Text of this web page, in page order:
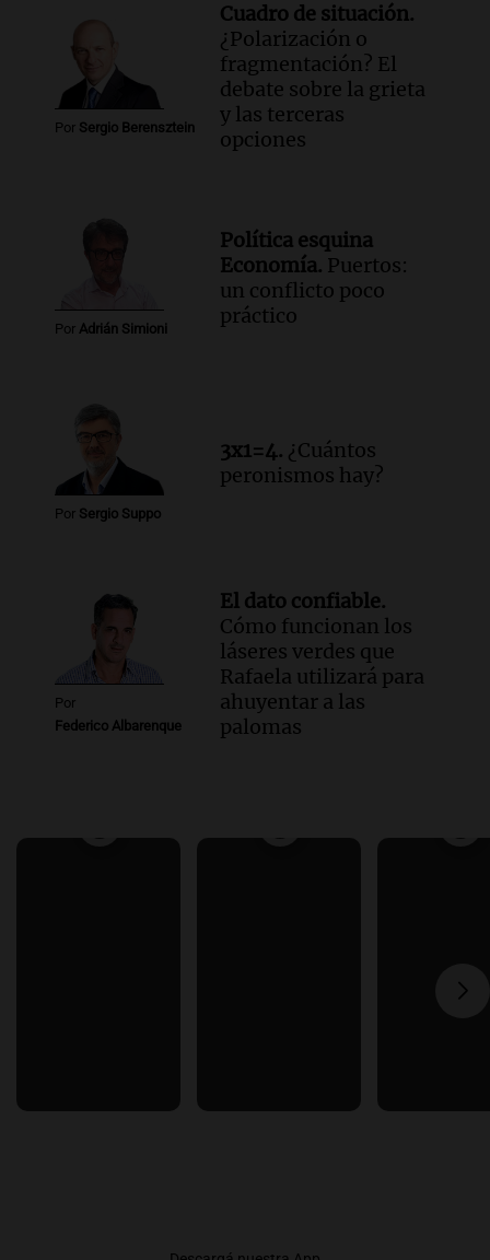
Por Sergio Berensztein
Cuadro de situación.
¿Polarización o
fragmentación? El
debate sobre la grieta
y las terceras
opciones
Por Adrián Simioni
Política esquina
Economía. Puertos:
un conflicto poco
práctico
Por Sergio Suppo
3x1=4. ¿Cuántos
peronismos hay?
Por
Federico Albarenque
El dato confiable.
Cómo funcionan los
láseres verdes que
Rafaela utilizará para
ahuyentar a las
palomas